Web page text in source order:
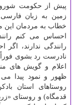
پیش از حکومت
زمین به زبان
خطاب به مردمان این
احساس می کنم
رانندگی ندارند،
نادرست رد بشوی
اعلام و گویش های
ظهور و نمود پیدا می
روستاهای استان
قدمگاه) و روستای